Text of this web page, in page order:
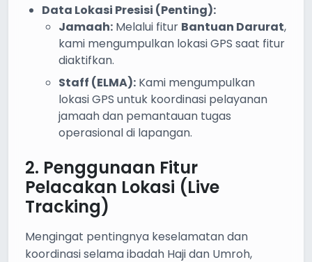
Data Lokasi Presisi (Penting):
Jamaah: Melalui fitur Bantuan Darurat,
kami mengumpulkan lokasi GPS saat fitur
diaktifkan.
Staff (ELMA): Kami mengumpulkan
lokasi GPS untuk koordinasi pelayanan
jamaah dan pemantauan tugas
operasional di lapangan.
2. Penggunaan Fitur
Pelacakan Lokasi (Live
Tracking)
Mengingat pentingnya keselamatan dan
koordinasi selama ibadah Haji dan Umroh,